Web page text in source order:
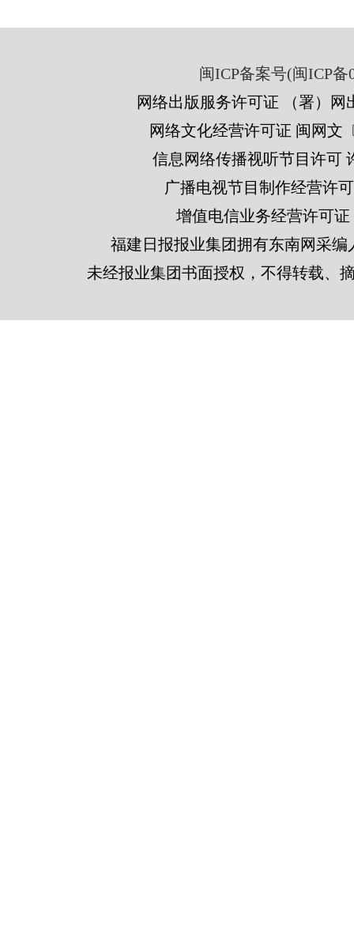
闽ICP备案号(闽ICP备
网络出版服务许可证 （署）网
网络文化经营许可证 闽网文
信息网络传播视听节目许可
广播电视节目制作经营许
增值电信业务经营许可证
福建日报报业集团拥有东南网采
未经报业集团书面授权，不得转载、